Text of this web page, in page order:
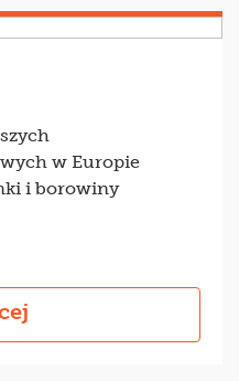
w Europie
i borowiny